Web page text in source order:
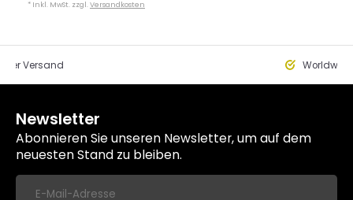
* Inkl. MwSt. zzgl.Versandkosten
Versand
Newsletter
Abonnieren Sie unseren Newsletter, um auf dem
neuesten Stand zu bleiben.